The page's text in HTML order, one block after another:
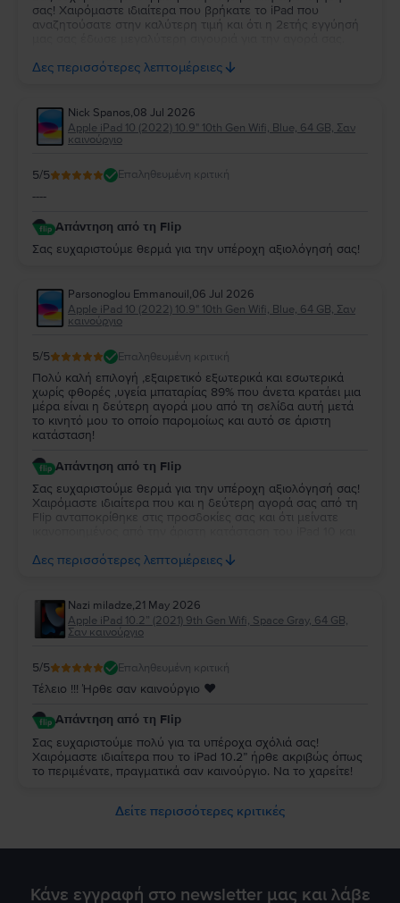
σας! Χαιρόμαστε ιδιαίτερα που βρήκατε το iPad που
αναζητούσατε στην καλύτερη τιμή και ότι η 2ετής εγγύησή
να την απολαύσετε για πολύ καιρό.
Δες περισσότερες λεπτομέρειες
Nick Spanos,08 Jul 2026
Apple iPad 10 (2022) 10.9" 10th Gen Wifi, Blue, 64 GB, Σαν
καινούργιο
5/5 Επαληθευμένη κριτική
----
Απάντηση από τη Flip
Σας ευχαριστούμε θερμά για την υπέροχη αξιολόγησή σας!
Parsonoglou Emmanouil,06 Jul 2026
Apple iPad 10 (2022) 10.9" 10th Gen Wifi, Blue, 64 GB, Σαν
καινούργιο
5/5 Επαληθευμένη κριτική
Πολύ καλή επιλογή ,εξαιρετικό εξωτερικά και εσωτερικά
χωρίς φθορές ,υγεία μπαταρίας 89% που άνετα κρατάει μια
μέρα είναι η δεύτερη αγορά μου από τη σελίδα αυτή μετά
το κινητό μου το οποίο παρομοίως και αυτό σε άριστη
κατάσταση!
Απάντηση από τη Flip
Σας ευχαριστούμε θερμά για την υπέροχη αξιολόγησή σας!
Χαιρόμαστε ιδιαίτερα που και η δεύτερη αγορά σας από τη
Flip ανταποκρίθηκε στις προσδοκίες σας και ότι μείνατε
μας να σας εξυπηρετήσουμε ξανά στο μέλλον!
Δες περισσότερες λεπτομέρειες
Nazi miladze,21 May 2026
Apple iPad 10.2” (2021) 9th Gen Wifi, Space Gray, 64 GB,
Σαν καινούργιο
5/5 Επαληθευμένη κριτική
Τέλειο !!! Ήρθε σαν καινούργιο ♥️
Απάντηση από τη Flip
Σας ευχαριστούμε πολύ για τα υπέροχα σχόλιά σας!
Χαιρόμαστε ιδιαίτερα που το iPad 10.2” ήρθε ακριβώς όπως
το περιμένατε, πραγματικά σαν καινούργιο. Να το χαρείτε!
Δείτε περισσότερες κριτικές
Κάνε εγγραφή στο newsletter μας και λάβε